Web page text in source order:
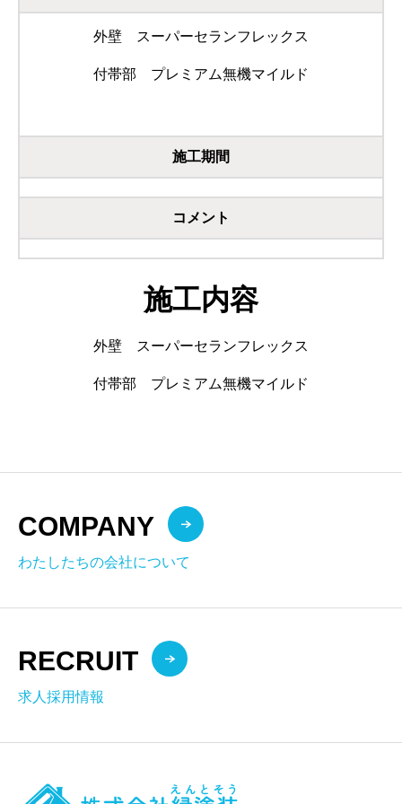
外壁 スーパーセランフレックス
付帯部 プレミアム無機マイルド
施工期間
コメント
施工内容
外壁 スーパーセランフレックス
付帯部 プレミアム無機マイルド
COMPANY
わたしたちの会社について
RECRUIT
求人採用情報